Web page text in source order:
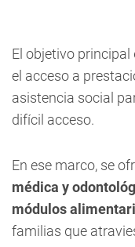
El objetivo
el acceso a
asistencia social
difícil acceso.
En ese marco, se
médica y
módulos
familias que